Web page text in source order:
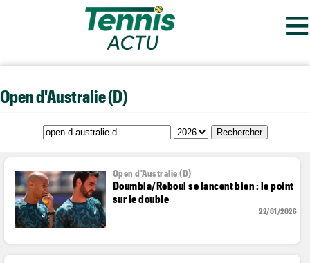
≡
Open d'Australie (D)
Open d'Australie (D)
Doumbia/Reboul se lancent bien : le point
sur le double
22/01/2026